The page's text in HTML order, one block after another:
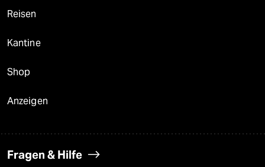
Reisen
Kantine
Shop
Anzeigen
Fragen & Hilfe